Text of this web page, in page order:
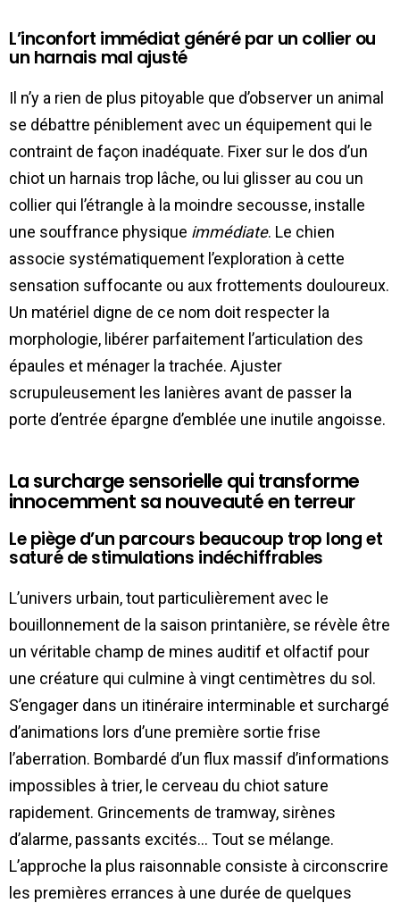
L’inconfort immédiat généré par un collier ou
un harnais mal ajusté
Il n’y a rien de plus pitoyable que d’observer un animal
se débattre péniblement avec un équipement qui le
contraint de façon inadéquate. Fixer sur le dos d’un
chiot un harnais trop lâche, ou lui glisser au cou un
collier qui l’étrangle à la moindre secousse, installe
une souffrance physique immédiate. Le chien
associe systématiquement l’exploration à cette
sensation suffocante ou aux frottements douloureux.
Un matériel digne de ce nom doit respecter la
morphologie, libérer parfaitement l’articulation des
épaules et ménager la trachée. Ajuster
scrupuleusement les lanières avant de passer la
porte d’entrée épargne d’emblée une inutile angoisse.
La surcharge sensorielle qui transforme
innocemment sa nouveauté en terreur
Le piège d’un parcours beaucoup trop long et
saturé de stimulations indéchiffrables
L’univers urbain, tout particulièrement avec le
bouillonnement de la saison printanière, se révèle être
un véritable champ de mines auditif et olfactif pour
une créature qui culmine à vingt centimètres du sol.
S’engager dans un itinéraire interminable et surchargé
d’animations lors d’une première sortie frise
l’aberration. Bombardé d’un flux massif d’informations
impossibles à trier, le cerveau du chiot sature
rapidement. Grincements de tramway, sirènes
d’alarme, passants excités… Tout se mélange.
L’approche la plus raisonnable consiste à circonscrire
les premières errances à une durée de quelques